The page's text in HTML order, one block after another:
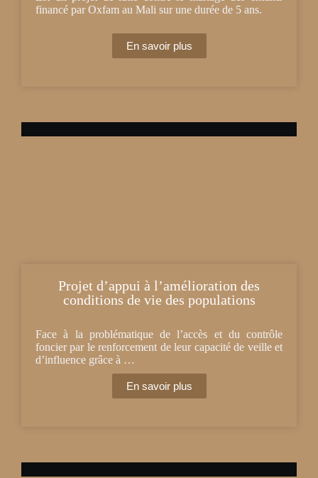
financé par Oxfam au Mali sur une durée de 5 ans.
En savoir plus
Projet d’appui à l’amélioration des
conditions de vie des populations
Face à la problématique de l’accès et du contrôle
foncier par le renforcement de leur capacité de veille et
d’influence grâce à …
En savoir plus